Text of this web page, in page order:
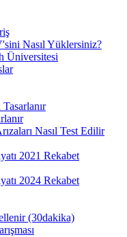
Nasıl Yüklersiniz?
Üniversitesi
Nasıl Test Edilir
2021 Rekabet
2024 Rekabet
(30dakika)